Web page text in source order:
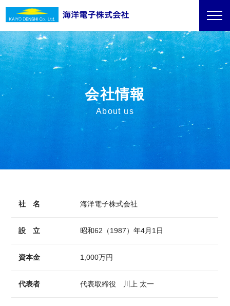
会社情報
About us
社 名 海洋電子株式会社
設 立 昭和62（1987）年4月1日
資本金 1,000万円
代表者 代表取締役 川上 太一